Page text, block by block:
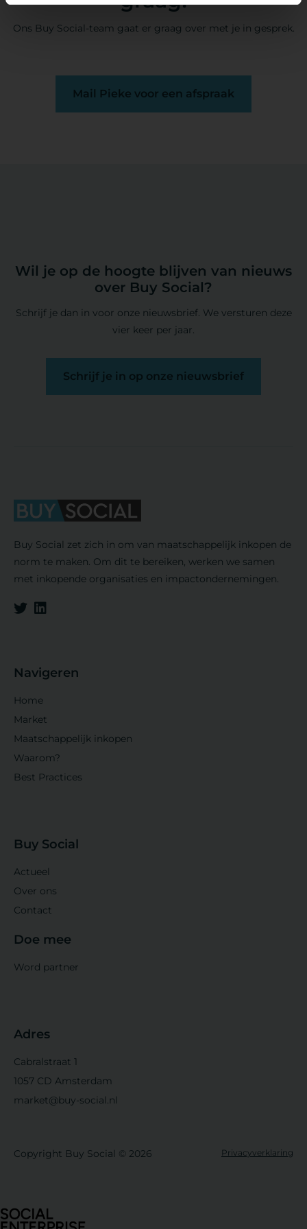
Ons Buy Social-team gaat er graag over met je in gesprek.
Mail Pieke voor een afspraak
Wil je op de hoogte blijven van nieuws
over Buy Social?
Schrijf je dan in voor onze nieuwsbrief. We versturen deze
vier keer per jaar.
Schrijf je in op onze nieuwsbrief
Buy Social zet zich in om van maatschappelijk inkopen de
norm te maken. Om dit te bereiken, werken we samen
met inkopende organisaties en impactondernemingen.
Navigeren
Home
Market
Maatschappelijk inkopen
Waarom?
Best Practices
Buy Social
Actueel
Over ons
Contact
Doe mee
Word partner
Adres
Cabralstraat 1
1057 CD Amsterdam
market@buy-social.nl
Copyright Buy Social © 2026 Privacyverklaring